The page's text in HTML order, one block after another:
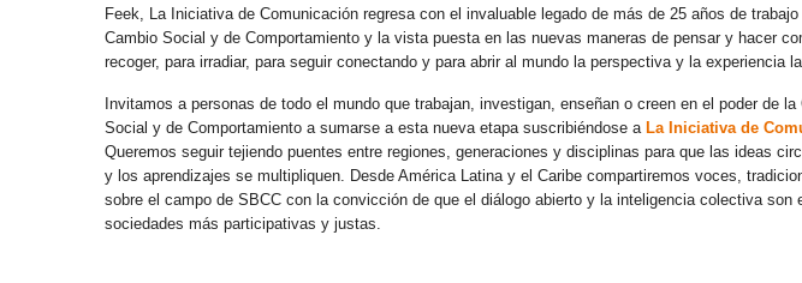
Feek, La Iniciativa de Comunicación regresa con el invaluable legado de más de 25 años de
Cambio Social y de Comportamiento y la vista puesta en las nuevas maneras de pensar y hacer
recoger, para irradiar, para seguir conectando y para abrir al mundo la perspectiva y la experiencia
Invitamos a personas de todo el mundo que trabajan, investigan, enseñan o creen en el poder de
Social y de Comportamiento a sumarse a esta nueva etapa suscribiéndose a La Iniciativa de
Queremos seguir tejiendo puentes entre regiones, generaciones y disciplinas para que las ideas
y los aprendizajes se multipliquen. Desde América Latina y el Caribe compartiremos voces,
sobre el campo de SBCC con la convicción de que el diálogo abierto y la inteligencia colectiva son
sociedades más participativas y justas.